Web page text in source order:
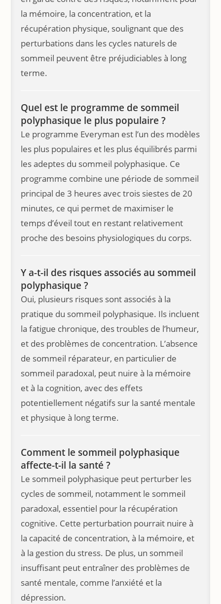
la mémoire, la concentration, et la
récupération physique, soulignant que des
perturbations dans les cycles naturels de
sommeil peuvent être préjudiciables à long
terme.
Quel est le programme de sommeil
polyphasique le plus populaire ?
Le programme Everyman est l’un des modèles
les plus populaires et les plus équilibrés parmi
les adeptes du sommeil polyphasique. Ce
programme combine une période de sommeil
principal de 3 heures avec trois siestes de 20
minutes, ce qui permet de maximiser le
temps d’éveil tout en restant relativement
proche des besoins physiologiques du corps.
Y a-t-il des risques associés au sommeil
polyphasique ?
Oui, plusieurs risques sont associés à la
pratique du sommeil polyphasique. Ils incluent
la fatigue chronique, des troubles de l’humeur,
et des problèmes de concentration. L’absence
de sommeil réparateur, en particulier de
sommeil paradoxal, peut nuire à la mémoire
et à la cognition, avec des effets
potentiellement négatifs sur la santé mentale
et physique à long terme.
Comment le sommeil polyphasique
affecte-t-il la santé ?
Le sommeil polyphasique peut perturber les
cycles de sommeil, notamment le sommeil
paradoxal, essentiel pour la récupération
cognitive. Cette perturbation pourrait nuire à
la capacité de concentration, à la mémoire, et
à la gestion du stress. De plus, un sommeil
insuffisant peut entraîner des problèmes de
santé mentale, comme l’anxiété et la
dépression.